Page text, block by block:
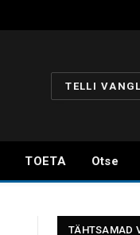
TELLI
TOETA Otse
TÄHTSAMAD